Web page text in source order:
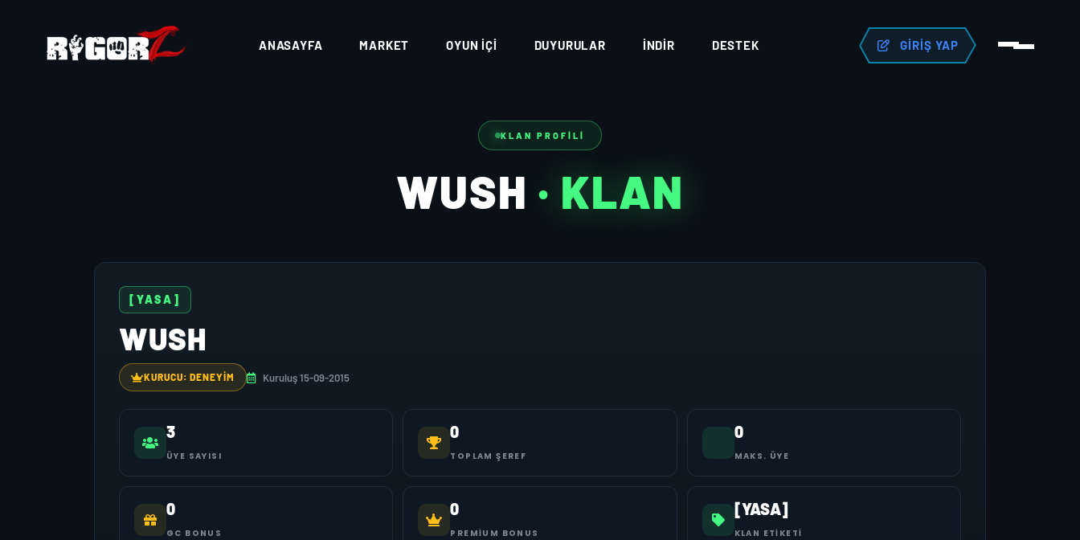
ANASAYFA MARKET OYUN İÇI DUYURULAR İNDIR DESTEK GIRIŞ YAP
KLAN PROFILI
WUSH · KLAN
[YASA]
WUSH
KURUCU: DENEYIM Kuruluş 15-09-2015
3
ÜYE SAYISI
0
TOPLAM ŞEREF
0
MAKS. ÜYE
0
GC BONUS
0
PREMIUM BONUS
[YASA]
KLAN ETIKETI